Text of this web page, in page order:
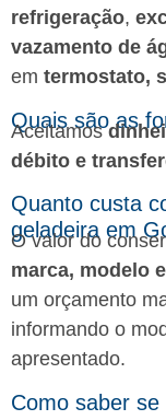
refrigeração,
vazamento de
em termostato,
Quais são as
Aceitamos
débito e
Quanto custa
geladeira em
O valor do
marca, modelo
um orçamento
informando o
apresentado.
Como saber